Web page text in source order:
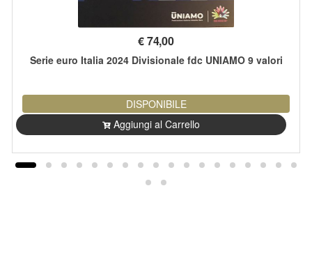
€74,00
Serie euro Italia 2024 Divisionale fdc UNIAMO 9 valori
DISPONIBILE
Aggiungi al Carrello